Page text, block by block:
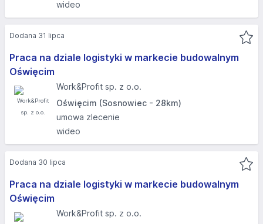
wideo
Praca na dziale logistyki w markecie budowalnym
Oświęcim
Work&Profit sp. z o.o.
Oświęcim (Sosnowiec - 28km)
umowa zlecenie
wideo
Dodana 31 lipca
Praca na dziale logistyki w markecie budowalnym
Oświęcim
Work&Profit sp. z o.o.
Dodana 30 lipca